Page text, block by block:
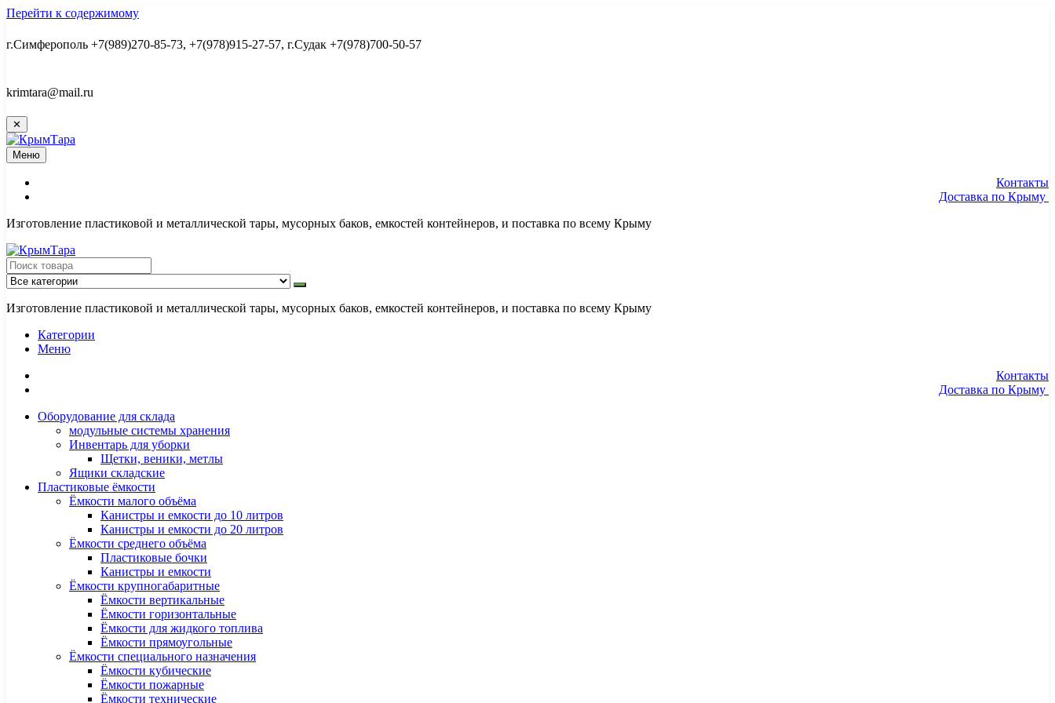
Перейти к содержимому
г.Симферополь +7(989)270-85-73, +7(978)915-27-57, г.Судак +7(978)700-50-57
krimtara@mail.ru
✕
Меню
Контакты
Доставка по Крыму
Изготовление пластиковой и металлической тары, мусорных баков, емкостей контейнеров, и поставка по всему Крыму
Изготовление пластиковой и металлической тары, мусорных баков, емкостей контейнеров, и поставка по всему Крыму
Категории
Меню
Контакты
Доставка по Крыму
Оборудование для склада
модульные системы хранения
Инвентарь для уборки
Щетки, веники, метлы
Ящики складские
Пластиковые ёмкости
Ёмкости малого объёма
Канистры и емкости до 10 литров
Канистры и емкости до 20 литров
Ёмкости среднего объёма
Пластиковые бочки
Канистры и емкости
Ёмкости крупногабаритные
Ёмкости вертикальные
Ёмкости горизонтальные
Ёмкости для жидкого топлива
Ёмкости прямоугольные
Ёмкости специального назначения
Ёмкости кубические
Ёмкости пожарные
Ёмкости технические